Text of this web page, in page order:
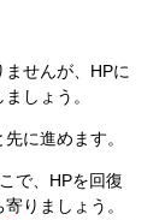
せんが、HPに
しょう。
に進めます。
で、HPを回復
りましょう。